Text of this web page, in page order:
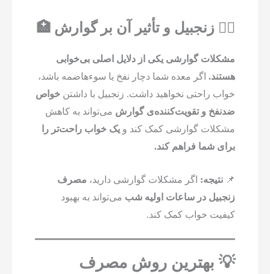
۳️⃣ زنجبیل و تأثیر آن بر گوارش 🏥
مشکلات گوارشی یکی از دلایل اصلی بی‌خوابی
هستند. اگر معده شما دچار نفخ یا سوءهاضمه باشد،
خواب راحتی نخواهید داشت. زنجبیل با داشتنخواص
ضدنفخ و تقویت‌کننده‌ی گوارش می‌تواند به کاهش
مشکلات گوارشی کمک کند ویک خواب راحت‌تر را
برای شما فراهم کند.
📌نتیجه: اگر مشکلات گوارشی دارید، مصرف
زنجبیل در ساعات اولیه شب می‌تواند به بهبود
کیفیت خواب کمک کند.
💡 بهترین روش مصرف